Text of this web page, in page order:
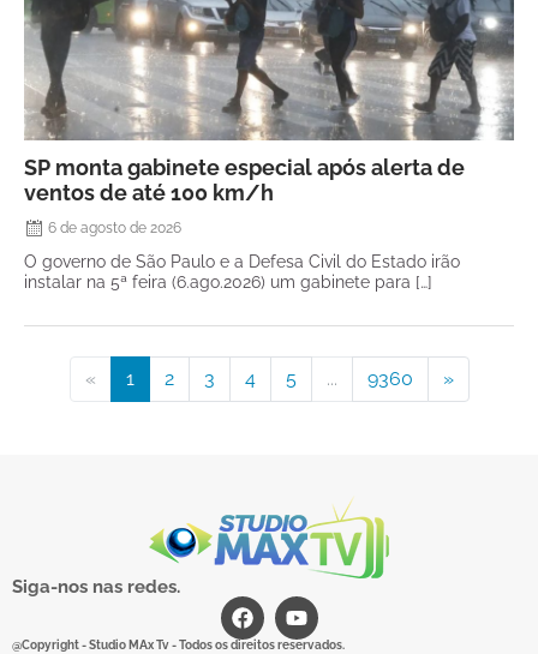
SP monta gabinete especial após alerta de
ventos de até 100 km/h
6 de agosto de 2026
O governo de São Paulo e a Defesa Civil do Estado irão
instalar na 5ª feira (6.ago.2026) um gabinete para […]
« 1 2 3 4 5 ... 9360 »
Siga-nos nas redes.
@Copyright - Studio MAx Tv - Todos os direitos reservados.